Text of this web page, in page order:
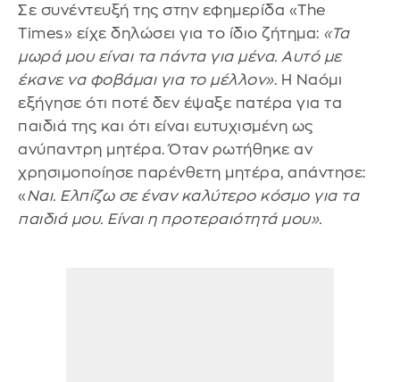
Σε συνέντευξή της στην εφημερίδα «The
Times» είχε δηλώσει για το ίδιο ζήτημα: «Τα
μωρά μου είναι τα πάντα για μένα. Αυτό με
έκανε να φοβάμαι για το μέλλον». Η Ναόμι
εξήγησε ότι ποτέ δεν έψαξε πατέρα για τα
παιδιά της και ότι είναι ευτυχισμένη ως
ανύπαντρη μητέρα. Όταν ρωτήθηκε αν
χρησιμοποίησε παρένθετη μητέρα, απάντησε:
«Ναι. Ελπίζω σε έναν καλύτερο κόσμο για τα
παιδιά μου. Είναι η προτεραιότητά μου».